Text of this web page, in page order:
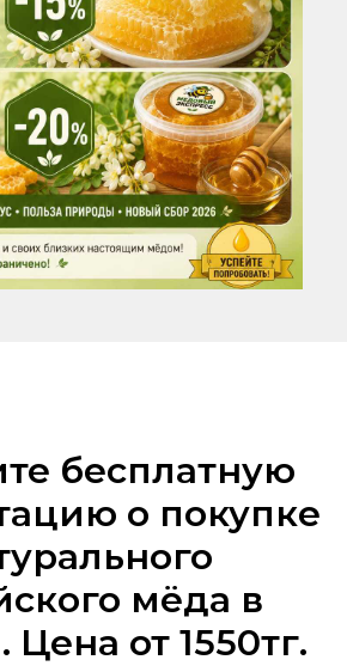
бесплатную
о покупке
мёда в
от 1550тг.